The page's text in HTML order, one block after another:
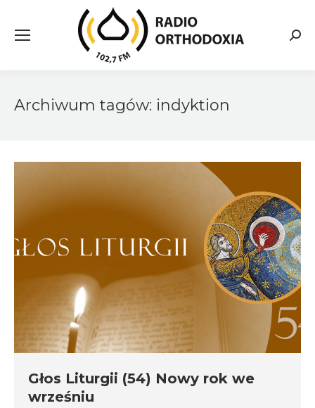
Archiwum tagów: indyktion
Głos Liturgii (54) Nowy rok we
wrześniu